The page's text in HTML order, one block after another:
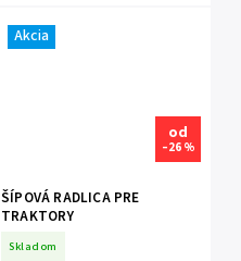
Akcia
od
–26 %
ŠÍPOVÁ RADLICA PRE
TRAKTORY
Skladom